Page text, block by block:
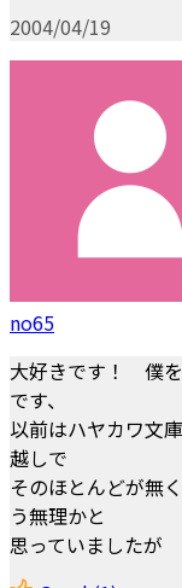
2004/04/19
no65
大好きです！ 僕
です、
以前はハヤカワ文
越しで
そのほとんどが無
う無理かと
思っていましたが